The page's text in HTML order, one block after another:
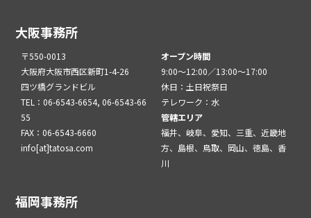
大阪事務所
〒550-0013
大阪府大阪市西区新町1-4-26
四ツ橋グランドビル
TEL：06-6543-6654, 06-6543-66
55
FAX：06-6543-6660
info[at]tatosa.com
オープン時間
9:00～12:00／13:00～17:00
休日：土日祝祭日
テレワーク：水
管轄エリア
福井、岐阜、愛知、三重、近畿地
方、島根、鳥取、岡山、徳島、香
川
福岡事務所